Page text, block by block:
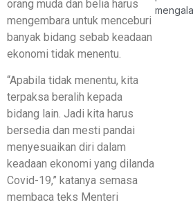
orang muda dan belia harus
mengembara untuk menceburi
banyak bidang sebab keadaan
ekonomi tidak menentu.
“Apabila tidak menentu, kita
terpaksa beralih kepada
bidang lain. Jadi kita harus
bersedia dan mesti pandai
menyesuaikan diri dalam
keadaan ekonomi yang dilanda
Covid-19,” katanya semasa
membaca teks Menteri